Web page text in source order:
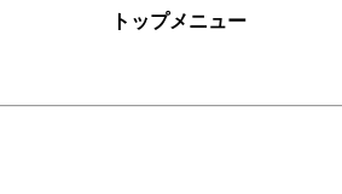
トップメニュー